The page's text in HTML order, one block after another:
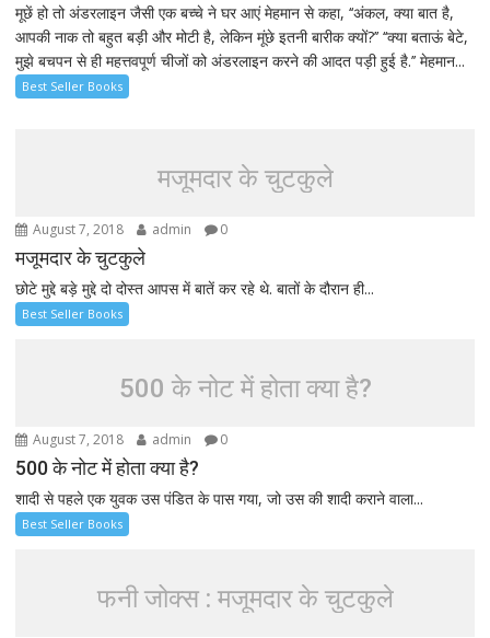
मूछें हो तो अंडरलाइन जैसी एक बच्चे ने घर आएं मेहमान से कहा, ‘‘अंकल, क्या बात है,
आपकी नाक तो बहुत बड़ी और मोटी है, लेकिन मूंछे इतनी बारीक क्यों?’’ ‘‘क्या बताऊं बेटे,
मुझे बचपन से ही महत्तवपूर्ण चीजों को अंडरलाइन करने की आदत पड़ी हुई है.’’ मेहमान...
Best Seller Books
मजूमदार के चुटकुले
August 7, 2018 admin 0
मजूमदार के चुटकुले
छोटे मुद्दे बड़े मुद्दे दो दोस्त आपस में बातें कर रहे थे. बातों के दौरान ही...
Best Seller Books
500 के नोट में होता क्या है?
August 7, 2018 admin 0
500 के नोट में होता क्या है?
शादी से पहले एक युवक उस पंडित के पास गया, जो उस की शादी कराने वाला...
Best Seller Books
फनी जोक्स : मजूमदार के चुटकुले